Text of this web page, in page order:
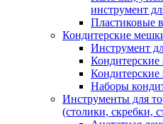
инструмент
Пластиковые
Кондитерские
Инструмент
Кондитерские
Наборы
Инструменты для
(столики, скребки,